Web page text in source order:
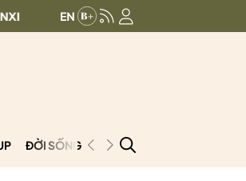
293.59 0.13 (0.04%) UPCOMINDEX:
ĐỜI SỐNG PODCAST